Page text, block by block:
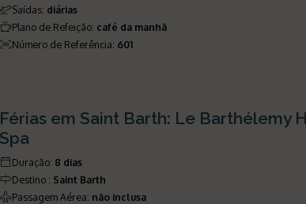
Saídas: diárias
Plano de Refeição: café da manhã
Número de Referência: 601
Férias em Saint Barth: Le Barthélemy
Spa
Duração: 8 dias
Destino : Saint Barth
Passagem Aérea: não inclusa